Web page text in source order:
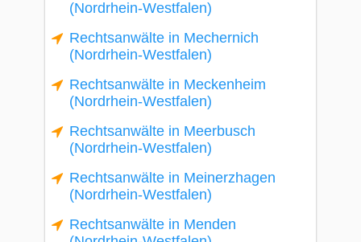
(Nordrhein-Westfalen)
Rechtsanwälte in Mechernich
(Nordrhein-Westfalen)
Rechtsanwälte in Meckenheim
(Nordrhein-Westfalen)
Rechtsanwälte in Meerbusch
(Nordrhein-Westfalen)
Rechtsanwälte in Meinerzhagen
(Nordrhein-Westfalen)
Rechtsanwälte in Menden